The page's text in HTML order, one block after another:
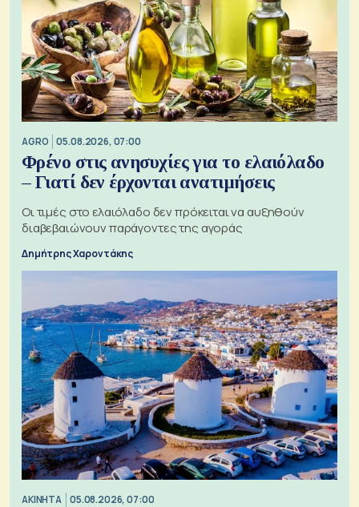
AGRO 05.08.2026, 07:00
Φρένο στις ανησυχίες για το ελαιόλαδο
– Γιατί δεν έρχονται ανατιμήσεις
Οι τιμές στο ελαιόλαδο δεν πρόκειται να αυξηθούν
διαβεβαιώνουν παράγοντες της αγοράς
Δημήτρης Χαροντάκης
ΑΚΙΝΗΤΑ 05.08.2026, 07:00